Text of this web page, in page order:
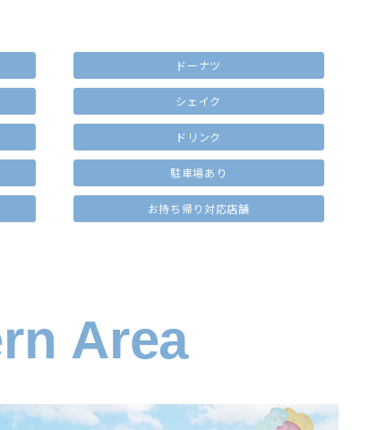
ドーナツ
シェイク
ドリンク
駐車場あり
お持ち帰り対応店舗
Area